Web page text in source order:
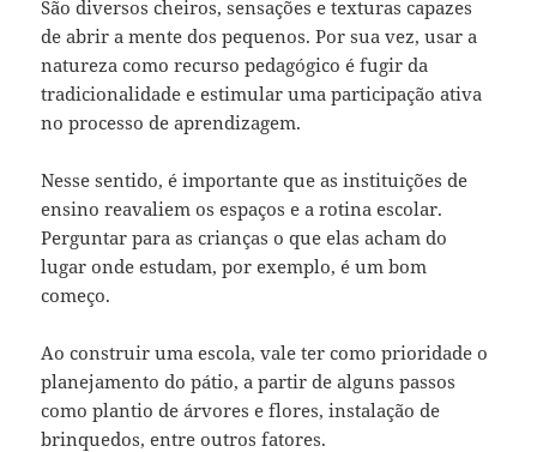
São diversos cheiros, sensações e texturas capazes
de abrir a mente dos pequenos. Por sua vez, usar a
natureza como recurso pedagógico é fugir da
tradicionalidade e estimular uma participação ativa
no processo de aprendizagem.
Nesse sentido, é importante que as instituições de
ensino reavaliem os espaços e a rotina escolar.
Perguntar para as crianças o que elas acham do
lugar onde estudam, por exemplo, é um bom
começo.
Ao construir uma escola, vale ter como prioridade o
planejamento do pátio, a partir de alguns passos
como plantio de árvores e flores, instalação de
brinquedos, entre outros fatores.